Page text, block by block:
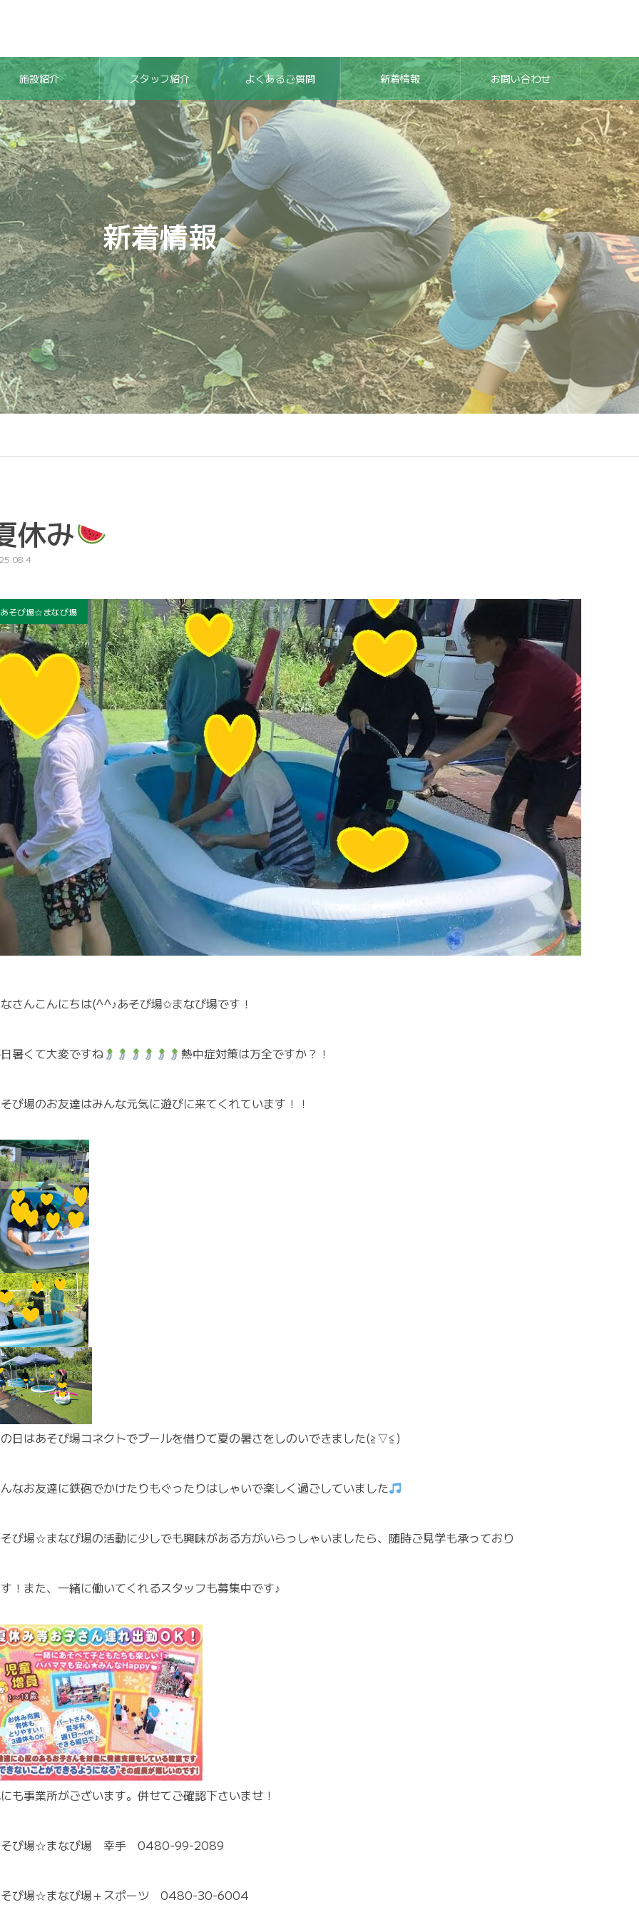
施設紹介 スタッフ紹介 よくあるご質問 新着情報 お問い合わせ
新着情報
休み
あそび場☆まなび場
さんこんにちは(^^♪あそび場✩まなび場です！
暑くて大変ですね 熱中症対策は万全ですか？！
び場のお友達はみんな元気に遊びに来てくれています！！
日はあそび場コネクトでプールを借りて夏の暑さをしのいできました(≧▽≦)
なお友達に鉄砲でかけたりもぐったりはしゃいで楽しく過ごしていました
び場☆まなび場の活動に少しでも興味がある方がいらっしゃいましたら、随時ご見学も承っており
！また、一緒に働いてくれるスタッフも募集中です♪
も事業所がございます。併せてご確認下さいませ！
び場☆まなび場 幸手 0480-99-2089
び場☆まなび場＋スポーツ 0480-30-6004